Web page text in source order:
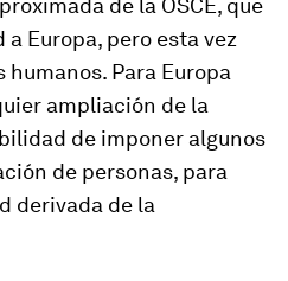
de la OSCE, que
Europa, pero esta vez
Para Europa
ampliación de la
de imponer algunos
de personas, para
derivada de la